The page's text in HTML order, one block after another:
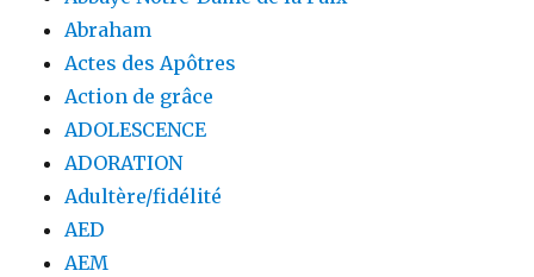
Abraham
Actes des Apôtres
Action de grâce
ADOLESCENCE
ADORATION
Adultère/fidélité
AED
AEM